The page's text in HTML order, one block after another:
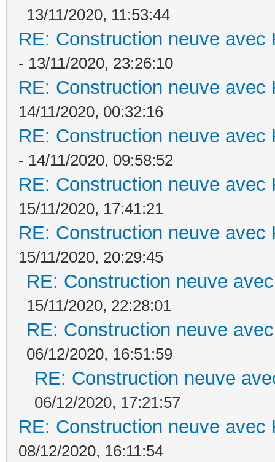
13/11/2020, 11:53:44
RE: Construction neuve avec
- 13/11/2020, 23:26:10
RE: Construction neuve avec
14/11/2020, 00:32:16
RE: Construction neuve avec
- 14/11/2020, 09:58:52
RE: Construction neuve avec
15/11/2020, 17:41:21
RE: Construction neuve avec
15/11/2020, 20:29:45
RE: Construction neuve
15/11/2020, 22:28:01
RE: Construction neuve
06/12/2020, 16:51:59
RE: Construction neuve
06/12/2020, 17:21:57
RE: Construction neuve avec
08/12/2020, 16:11:54